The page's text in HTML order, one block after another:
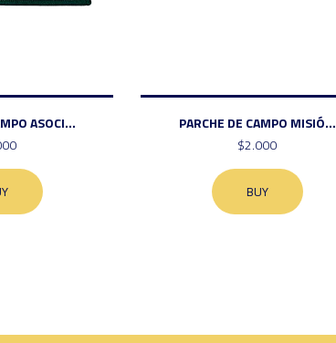
ASOCI...
PARCHE DE CAMPO MISIÓ...
$2.000
BUY